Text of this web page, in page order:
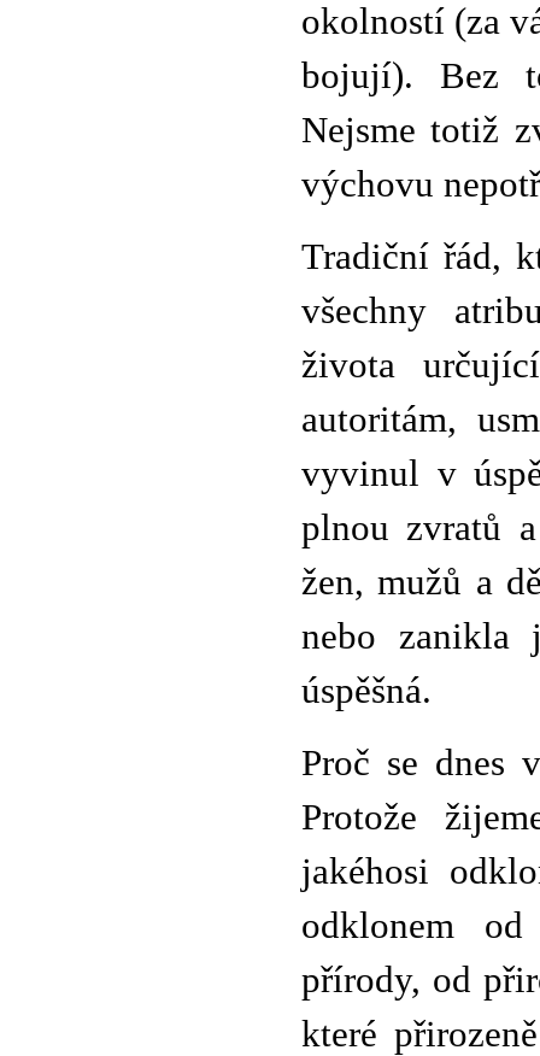
okolností (za
bojují). Bez
Nejsme totiž
výchovu
Tradiční řád,
všechny
života
autoritám,
vyvinul v
plnou zvratů
žen, mužů a
nebo zanikla
úspěšná.
Proč se dnes
Protože
jakéhosi
odklonem
přírody, od
které